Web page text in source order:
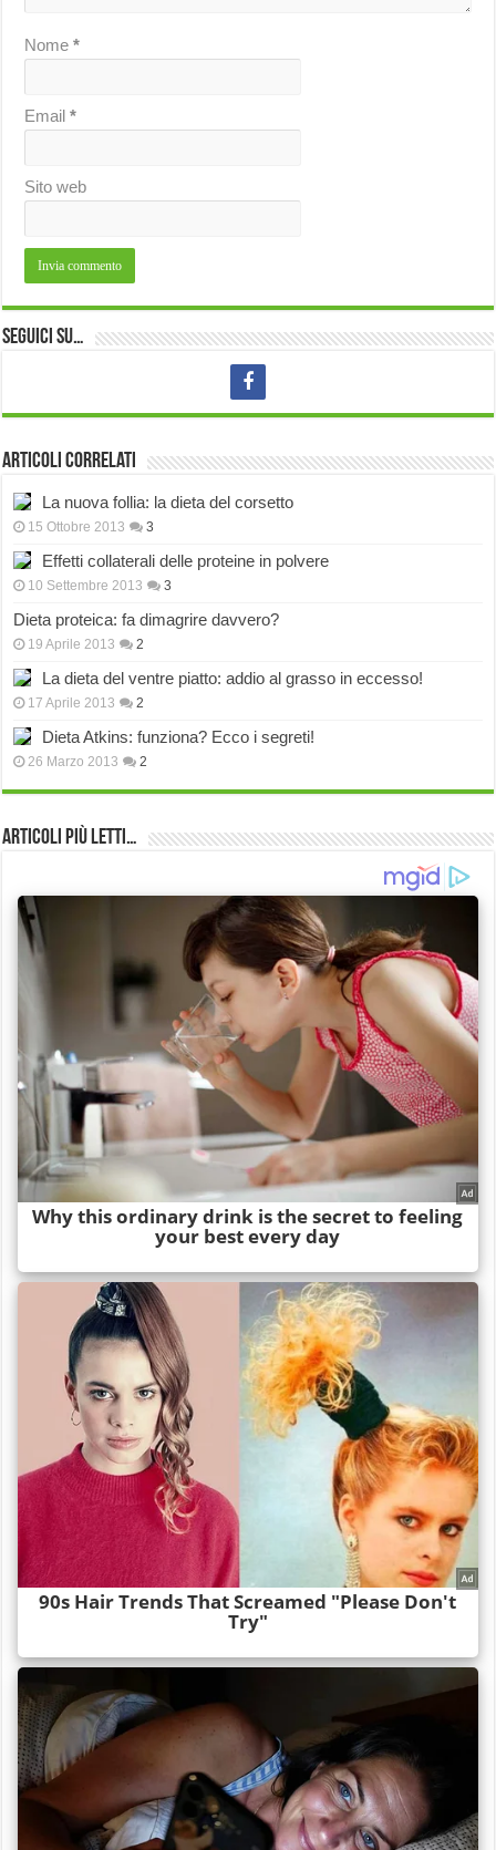
Nome*
Email*
Sito web
Seguici su…
Articoli correlati
La nuova follia: la dieta del corsetto
15 Ottobre 2013 3
Effetti collaterali delle proteine in polvere
10 Settembre 2013 3
Dieta proteica: fa dimagrire davvero?
19 Aprile 2013 2
La dieta del ventre piatto: addio al grasso in eccesso!
17 Aprile 2013 2
Dieta Atkins: funziona? Ecco i segreti!
26 Marzo 2013 2
Articoli più Letti…